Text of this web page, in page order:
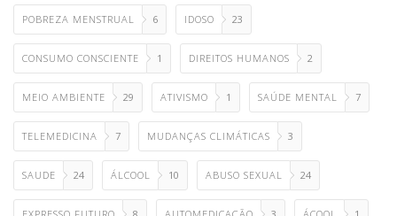
POBREZA MENSTRUAL 6 IDOSO 23
CONSUMO CONSCIENTE 1 DIREITOS HUMANOS 2
MEIO AMBIENTE 29 ATIVISMO 1 SAÚDE MENTAL 7
TELEMEDICINA 7 MUDANÇAS CLIMÁTICAS 3
SAUDE 24 ÁLCOOL 10 ABUSO SEXUAL 24